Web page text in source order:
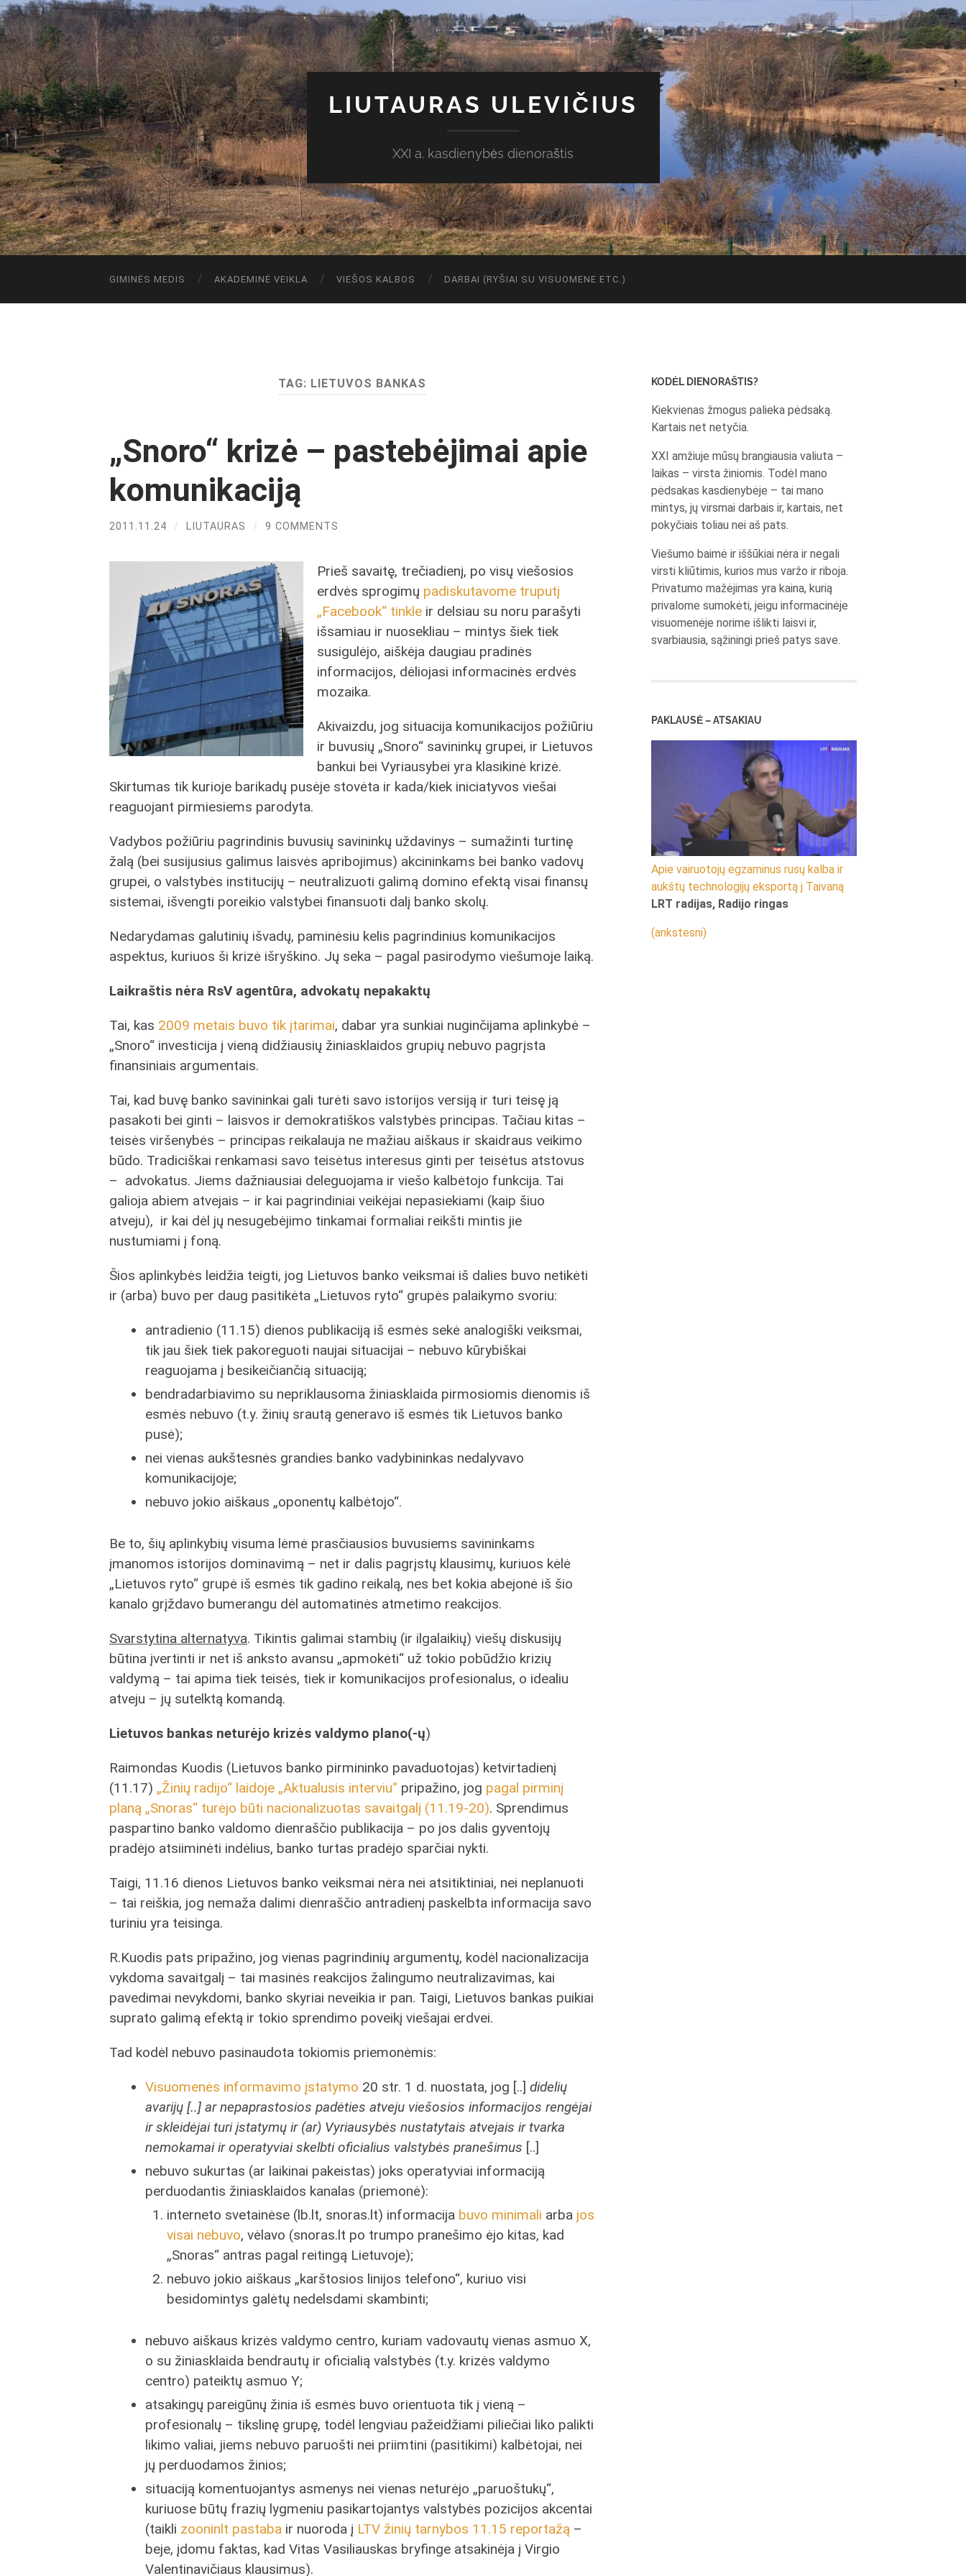
LIUTAURAS ULEVIČIUS
XXI a. kasdienybės dienoraštis
GIMINĖS MEDIS AKADEMINĖ VEIKLA VIEŠOS KALBOS DARBAI (RYŠIAI SU VISUOMENE ETC.)
TAG: LIETUVOS BANKAS
„Snoro“ krizė – pastebėjimai apie
komunikaciją
2011.11.24 / LIUTAURAS / 9 COMMENTS
Prieš savaitę, trečiadienį, po visų viešosios
erdvės sprogimų padiskutavome truputį
„Facebook“ tinkle ir delsiau su noru parašyti
išsamiau ir nuosekliau – mintys šiek tiek
susigulėjo, aiškėja daugiau pradinės
informacijos, dėliojasi informacinės erdvės
mozaika.
Akivaizdu, jog situacija komunikacijos požiūriu
ir buvusių „Snoro“ savininkų grupei, ir Lietuvos
bankui bei Vyriausybei yra klasikinė krizė.
Skirtumas tik kurioje barikadų pusėje stovėta ir kada/kiek iniciatyvos viešai
reaguojant pirmiesiems parodyta.
Vadybos požiūriu pagrindinis buvusių savininkų uždavinys – sumažinti turtinę
žalą (bei susijusius galimus laisvės apribojimus) akcininkams bei banko vadovų
grupei, o valstybės institucijų – neutralizuoti galimą domino efektą visai finansų
sistemai, išvengti poreikio valstybei finansuoti dalį banko skolų.
Nedarydamas galutinių išvadų, paminėsiu kelis pagrindinius komunikacijos
aspektus, kuriuos ši krizė išryškino. Jų seka – pagal pasirodymo viešumoje laiką.
Laikraštis nėra RsV agentūra, advokatų nepakaktų
Tai, kas 2009 metais buvo tik įtarimai, dabar yra sunkiai nuginčijama aplinkybė –
„Snoro“ investicija į vieną didžiausių žiniasklaidos grupių nebuvo pagrįsta
finansiniais argumentais.
Tai, kad buvę banko savininkai gali turėti savo istorijos versiją ir turi teisę ją
pasakoti bei ginti – laisvos ir demokratiškos valstybės principas. Tačiau kitas –
teisės viršenybės – principas reikalauja ne mažiau aiškaus ir skaidraus veikimo
būdo. Tradiciškai renkamasi savo teisėtus interesus ginti per teisėtus atstovus
– advokatus. Jiems dažniausiai deleguojama ir viešo kalbėtojo funkcija. Tai
galioja abiem atvejais – ir kai pagrindiniai veikėjai nepasiekiami (kaip šiuo
atveju), ir kai dėl jų nesugebėjimo tinkamai formaliai reikšti mintis jie
nustumiami į foną.
Šios aplinkybės leidžia teigti, jog Lietuvos banko veiksmai iš dalies buvo netikėti
ir (arba) buvo per daug pasitikėta „Lietuvos ryto“ grupės palaikymo svoriu:
antradienio (11.15) dienos publikaciją iš esmės sekė analogiški veiksmai,
tik jau šiek tiek pakoreguoti naujai situacijai – nebuvo kūrybiškai
reaguojama į besikeičiančią situaciją;
bendradarbiavimo su nepriklausoma žiniasklaida pirmosiomis dienomis iš
esmės nebuvo (t.y. žinių srautą generavo iš esmės tik Lietuvos banko
pusė);
nei vienas aukštesnės grandies banko vadybininkas nedalyvavo
komunikacijoje;
nebuvo jokio aiškaus „oponentų kalbėtojo“.
Be to, šių aplinkybių visuma lėmė prasčiausios buvusiems savininkams
įmanomos istorijos dominavimą – net ir dalis pagrįstų klausimų, kuriuos kėlė
„Lietuvos ryto“ grupė iš esmės tik gadino reikalą, nes bet kokia abejonė iš šio
kanalo grįždavo bumerangu dėl automatinės atmetimo reakcijos.
Svarstytina alternatyva. Tikintis galimai stambių (ir ilgalaikių) viešų diskusijų
būtina įvertinti ir net iš anksto avansu „apmokėti“ už tokio pobūdžio krizių
valdymą – tai apima tiek teisės, tiek ir komunikacijos profesionalus, o idealiu
atveju – jų sutelktą komandą.
Lietuvos bankas neturėjo krizės valdymo plano(-ų)
Raimondas Kuodis (Lietuvos banko pirmininko pavaduotojas) ketvirtadienį
(11.17) „Žinių radijo“ laidoje „Aktualusis interviu“ pripažino, jog pagal pirminį
planą „Snoras“ turėjo būti nacionalizuotas savaitgalį (11.19-20). Sprendimus
paspartino banko valdomo dienraščio publikacija – po jos dalis gyventojų
pradėjo atsiiminėti indėlius, banko turtas pradėjo sparčiai nykti.
Taigi, 11.16 dienos Lietuvos banko veiksmai nėra nei atsitiktiniai, nei neplanuoti
– tai reiškia, jog nemaža dalimi dienraščio antradienį paskelbta informacija savo
turiniu yra teisinga.
R.Kuodis pats pripažino, jog vienas pagrindinių argumentų, kodėl nacionalizacija
vykdoma savaitgalį – tai masinės reakcijos žalingumo neutralizavimas, kai
pavedimai nevykdomi, banko skyriai neveikia ir pan. Taigi, Lietuvos bankas puikiai
suprato galimą efektą ir tokio sprendimo poveikį viešajai erdvei.
Tad kodėl nebuvo pasinaudota tokiomis priemonėmis:
Visuomenės informavimo įstatymo 20 str. 1 d. nuostata, jog [..] didelių
avarijų [..] ar nepaprastosios padėties atveju viešosios informacijos rengėjai
ir skleidėjai turi įstatymų ir (ar) Vyriausybės nustatytais atvejais ir tvarka
nemokamai ir operatyviai skelbti oficialius valstybės pranešimus [..]
nebuvo sukurtas (ar laikinai pakeistas) joks operatyviai informaciją
perduodantis žiniasklaidos kanalas (priemonė):
interneto svetainėse (lb.lt, snoras.lt) informacija buvo minimali arba jos
visai nebuvo, vėlavo (snoras.lt po trumpo pranešimo ėjo kitas, kad
„Snoras“ antras pagal reitingą Lietuvoje);
nebuvo jokio aiškaus „karštosios linijos telefono“, kuriuo visi
besidomintys galėtų nedelsdami skambinti;
nebuvo aiškaus krizės valdymo centro, kuriam vadovautų vienas asmuo X,
o su žiniasklaida bendrautų ir oficialią valstybės (t.y. krizės valdymo
centro) pateiktų asmuo Y;
atsakingų pareigūnų žinia iš esmės buvo orientuota tik į vieną –
profesionalų – tikslinę grupę, todėl lengviau pažeidžiami piliečiai liko palikti
likimo valiai, jiems nebuvo paruošti nei priimtini (pasitikimi) kalbėtojai, nei
jų perduodamos žinios;
situaciją komentuojantys asmenys nei vienas neturėjo „paruoštukų“,
kuriuose būtų frazių lygmeniu pasikartojantys valstybės pozicijos akcentai
(taikli zooninlt pastaba ir nuoroda į LTV žinių tarnybos 11.15 reportažą –
beje, įdomu faktas, kad Vitas Vasiliauskas bryfinge atsakinėja į Virgio
Valentinavičiaus klausimus).
KODĖL DIENORAŠTIS?
Kiekvienas žmogus palieka pėdsaką.
Kartais net netyčia.
XXI amžiuje mūsų brangiausia valiuta –
laikas – virsta žiniomis. Todėl mano
pėdsakas kasdienybėje – tai mano
mintys, jų virsmai darbais ir, kartais, net
pokyčiais toliau nei aš pats.
Viešumo baimė ir iššūkiai nėra ir negali
virsti kliūtimis, kurios mus varžo ir riboja.
Privatumo mažėjimas yra kaina, kurią
privalome sumokėti, jeigu informacinėje
visuomenėje norime išlikti laisvi ir,
svarbiausia, sąžiningi prieš patys save.
PAKLAUSĖ – ATSAKIAU
Apie vairuotojų egzaminus rusų kalba ir
aukštų technologijų eksportą į Taivaną
LRT radijas, Radijo ringas
(ankstesni)